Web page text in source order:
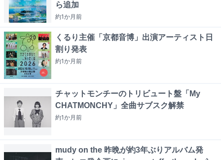
ら追加
約1か月前
くるり主催「京都音博」出演アーティスト日
割り発表
約1か月前
チャットモンチーのトリビュート盤「My
CHATMONCHY」全曲サブスク解禁
約1か月前
mudy on the 昨晩が約3年ぶりアルバム発